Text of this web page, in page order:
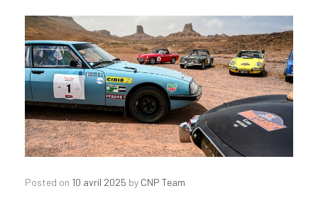
Posted on 10 avril 2025 by CNP Team